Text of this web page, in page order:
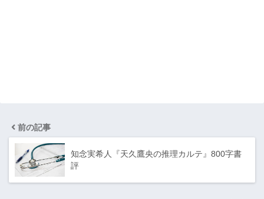
前の記事
知念実希人『天久鷹央の推理カルテ』800字書
評